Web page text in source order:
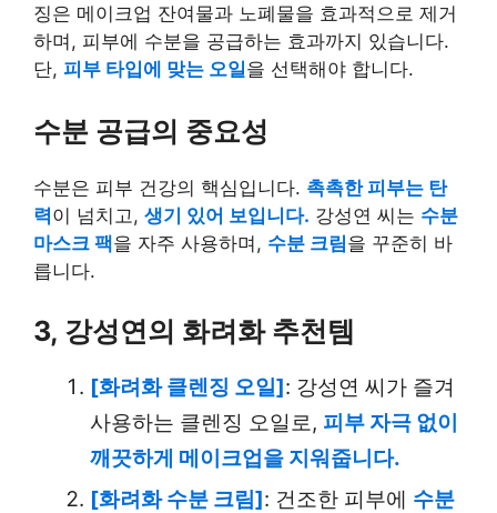
징은 메이크업 잔여물과 노폐물을 효과적으로 제거
하며, 피부에 수분을 공급하는 효과까지 있습니다.
단, 피부 타입에 맞는 오일을 선택해야 합니다.
수분 공급의 중요성
수분은 피부 건강의 핵심입니다. 촉촉한 피부는 탄
력이 넘치고, 생기 있어 보입니다. 강성연 씨는 수분
마스크 팩을 자주 사용하며, 수분 크림을 꾸준히 바
릅니다.
3, 강성연의 화려화 추천템
[화려화 클렌징 오일]: 강성연 씨가 즐겨
사용하는 클렌징 오일로, 피부 자극 없이
깨끗하게 메이크업을 지워줍니다.
[화려화 수분 크림]: 건조한 피부에 수분